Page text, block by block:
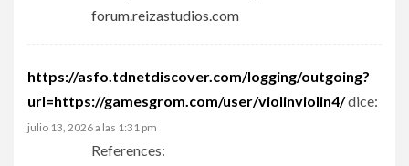
forum.reizastudios.com
https://asfo.tdnetdiscover.com/logging/outgoing?
url=https://gamesgrom.com/user/violinviolin4/dice:
julio 13, 2026 a las 1:31 pm
References: